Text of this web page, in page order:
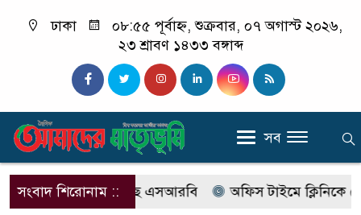
ঢাকা
০৮:৫৫ পূর্বাহ্ন, শুক্রবার, ০৭ অগাস্ট ২০২৬,
২৩ শ্রাবণ ১৪৩৩ বঙ্গাব্দ
সব
সংবাদ শিরোনাম ::
নাম বদলে আসছে এসআরবি অফিস টাইমে ক্লিনিকে রোগী